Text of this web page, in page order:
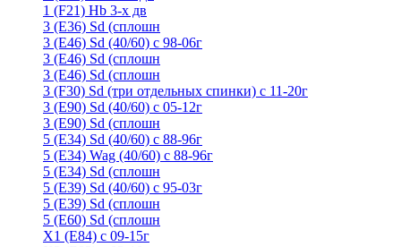
1 (F21) Hb 3-х дв
3 (E36) Sd (сплошн
3 (Е46) Sd (40/60) с 98-06г
3 (Е46) Sd (сплошн
3 (E46) Sd (сплошн
3 (F30) Sd (три отдельных спинки) с 11-20г
3 (Е90) Sd (40/60) с 05-12г
3 (Е90) Sd (сплошн
5 (E34) Sd (40/60) с 88-96г
5 (E34) Wag (40/60) с 88-96г
5 (E34) Sd (сплошн
5 (E39) Sd (40/60) с 95-03г
5 (E39) Sd (сплошн
5 (E60) Sd (сплошн
X1 (E84) с 09-15г